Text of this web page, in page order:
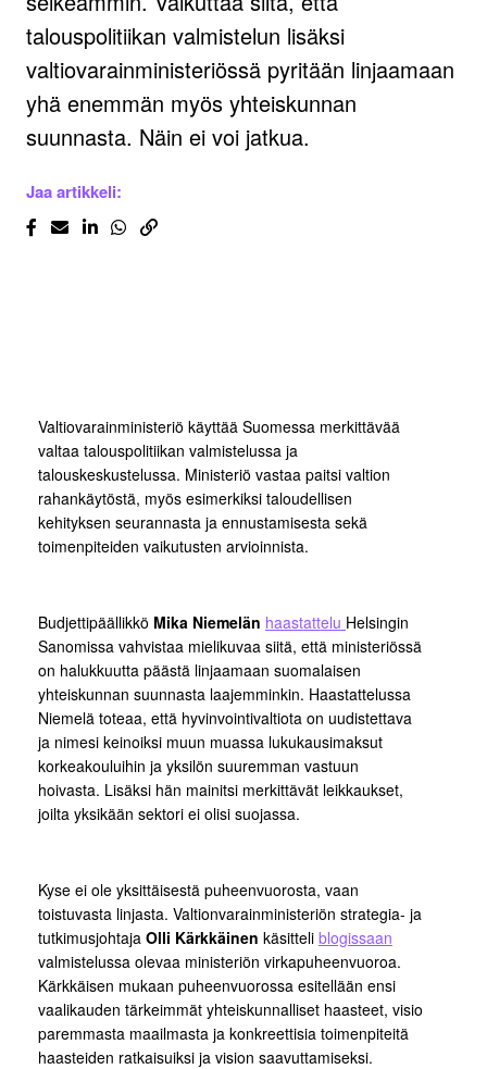
talouspolitiikan valmistelun lisäksi
valtiovarainministeriössä pyritään linjaamaan
yhä enemmän myös yhteiskunnan
suunnasta. Näin ei voi jatkua.
Jaa artikkeli:
Valtiovarainministeriö käyttää Suomessa merkittävää
valtaa talouspolitiikan valmistelussa ja
talouskeskustelussa. Ministeriö vastaa paitsi valtion
rahankäytöstä, myös esimerkiksi taloudellisen
kehityksen seurannasta ja ennustamisesta sekä
toimenpiteiden vaikutusten arvioinnista.
Budjettipäällikkö Mika Niemelän haastattelu Helsingin
Sanomissa vahvistaa mielikuvaa siitä, että ministeriössä
on halukkuutta päästä linjaamaan suomalaisen
yhteiskunnan suunnasta laajemminkin. Haastattelussa
Niemelä toteaa, että hyvinvointivaltiota on uudistettava
ja nimesi keinoiksi muun muassa lukukausimaksut
korkeakouluihin ja yksilön suuremman vastuun
hoivasta. Lisäksi hän mainitsi merkittävät leikkaukset,
joilta yksikään sektori ei olisi suojassa.
Kyse ei ole yksittäisestä puheenvuorosta, vaan
toistuvasta linjasta. Valtionvarainministeriön strategia- ja
tutkimusjohtaja Olli Kärkkäinen käsitteli blogissaan
valmistelussa olevaa ministeriön virkapuheenvuoroa.
Kärkkäisen mukaan puheenvuorossa esitellään ensi
vaalikauden tärkeimmät yhteiskunnalliset haasteet, visio
paremmasta maailmasta ja konkreettisia toimenpiteitä
haasteiden ratkaisuiksi ja vision saavuttamiseksi.